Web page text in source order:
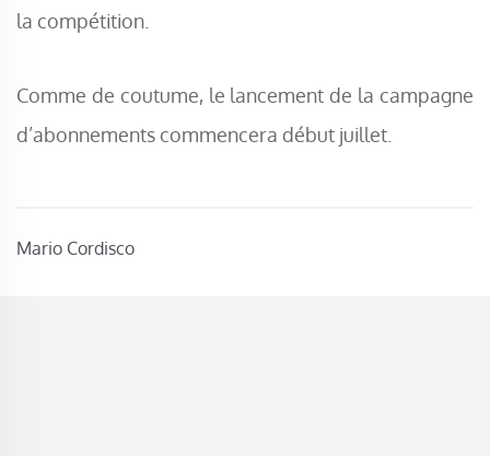
Mario Cordisco
la compétition.
Comme de coutume, le lancement de la campagne
d’abonnements commencera début juillet.